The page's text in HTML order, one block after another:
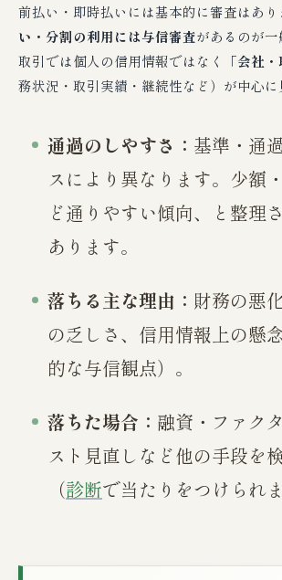
前払い・即時払いには基本的に審査はあり
い・分割の利用には与信審査があるのが
取引では個人の信用情報ではなく
「会社
務状況・取引実績・継続性など）が中心に
通過のしやすさ： 基準・通
スにより異なります。少額
ど通りやすい傾向、と整理
あります。
落ちる主な理由： 財務の悪
の乏しさ、信用情報上の懸
的な与信観点）。
落ちた場合： 融資・ファク
スト見直しなど他の手段を
（診断で当たりをつけられま